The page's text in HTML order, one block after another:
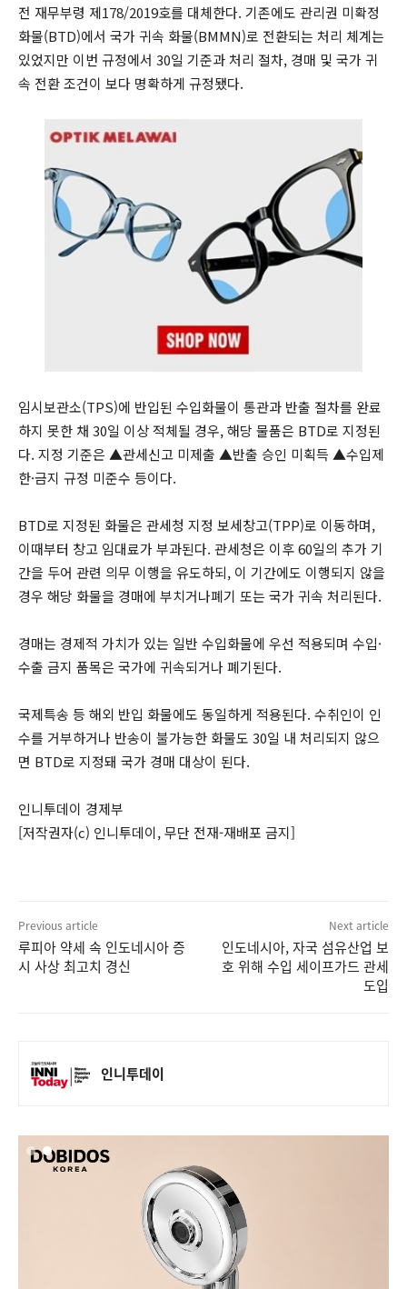
전 재무부령 제178/2019호를 대체한다. 기존에도 관리권 미확정
화물(BTD)에서 국가 귀속 화물(BMMN)로 전환되는 처리 체계는
있었지만 이번 규정에서 30일 기준과 처리 절차, 경매 및 국가 귀
속 전환 조건이 보다 명확하게 규정됐다.
임시보관소(TPS)에 반입된 수입화물이 통관과 반출 절차를 완료
하지 못한 채 30일 이상 적체될 경우, 해당 물품은 BTD로 지정된
다. 지정 기준은 ▲관세신고 미제출 ▲반출 승인 미획득 ▲수입제
한·금지 규정 미준수 등이다.
BTD로 지정된 화물은 관세청 지정 보세창고(TPP)로 이동하며,
이때부터 창고 임대료가 부과된다. 관세청은 이후 60일의 추가 기
간을 두어 관련 의무 이행을 유도하되, 이 기간에도 이행되지 않을
경우 해당 화물을 경매에 부치거나폐기 또는 국가 귀속 처리된다.
경매는 경제적 가치가 있는 일반 수입화물에 우선 적용되며 수입·
수출 금지 품목은 국가에 귀속되거나 폐기된다.
국제특송 등 해외 반입 화물에도 동일하게 적용된다. 수취인이 인
수를 거부하거나 반송이 불가능한 화물도 30일 내 처리되지 않으
면 BTD로 지정돼 국가 경매 대상이 된다.
인니투데이 경제부
[저작권자(c) 인니투데이, 무단 전재-재배포 금지]
Previous article
루피아 약세 속 인도네시아 증
시 사상 최고치 경신
Next article
인도네시아, 자국 섬유산업 보
호 위해 수입 세이프가드 관세
도입
인니투데이